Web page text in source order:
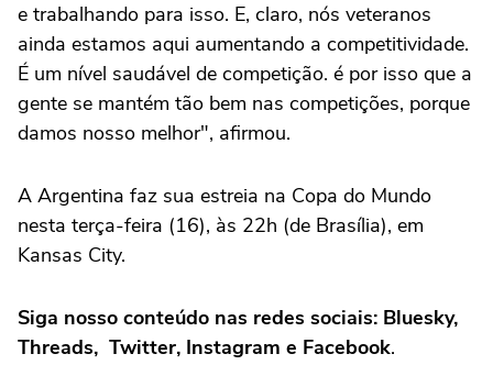
e trabalhando para isso. E, claro, nós veteranos
ainda estamos aqui aumentando a competitividade.
É um nível saudável de competição. é por isso que a
gente se mantém tão bem nas competições, porque
damos nosso melhor", afirmou.
A Argentina faz sua estreia na Copa do Mundo
nesta terça-feira (16), às 22h (de Brasília), em
Kansas City.
Siga nosso conteúdo nas redes sociais: Bluesky,
Threads, Twitter, Instagram e Facebook.